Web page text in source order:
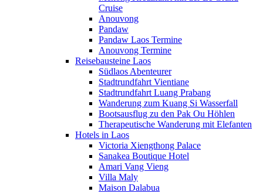
Cruise
Anouvong
Pandaw
Pandaw Laos Termine
Anouvong Termine
Reisebausteine Laos
Südlaos Abenteurer
Stadtrundfahrt Vientiane
Stadtrundfahrt Luang Prabang
Wanderung zum Kuang Si Wasserfall
Bootsausflug zu den Pak Ou Höhlen
Therapeutische Wanderung mit Elefanten
Hotels in Laos
Victoria Xiengthong Palace
Sanakea Boutique Hotel
Amari Vang Vieng
Villa Maly
Maison Dalabua